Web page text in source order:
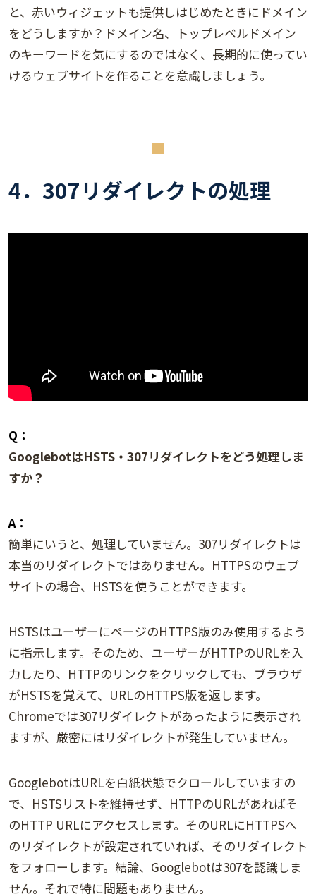
と、赤いウィジェットも提供しはじめたときにドメイン
をどうしますか？ドメイン名、トップレベルドメイン
のキーワードを気にするのではなく、長期的に使ってい
けるウェブサイトを作ることを意識しましょう。
4．307リダイレクトの処理
Q：
GooglebotはHSTS・307リダイレクトをどう処理しま
すか？
A：
簡単にいうと、処理していません。307リダイレクトは
本当のリダイレクトではありません。HTTPSのウェブ
サイトの場合、HSTSを使うことができます。
HSTSはユーザーにページのHTTPS版のみ使用するよう
に指示します。そのため、ユーザーがHTTPのURLを入
力したり、HTTPのリンクをクリックしても、ブラウザ
がHSTSを覚えて、URLのHTTPS版を返します。
Chromeでは307リダイレクトがあったように表示され
ますが、厳密にはリダイレクトが発生していません。
GooglebotはURLを白紙状態でクロールしていますの
で、HSTSリストを維持せず、HTTPのURLがあればそ
のHTTP URLにアクセスします。そのURLにHTTPSへ
のリダイレクトが設定されていれば、そのリダイレクト
をフォローします。結論、Googlebotは307を認識しま
せん。それで特に問題もありません。